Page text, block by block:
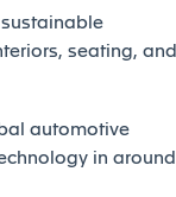
seating, and
automotive
in around